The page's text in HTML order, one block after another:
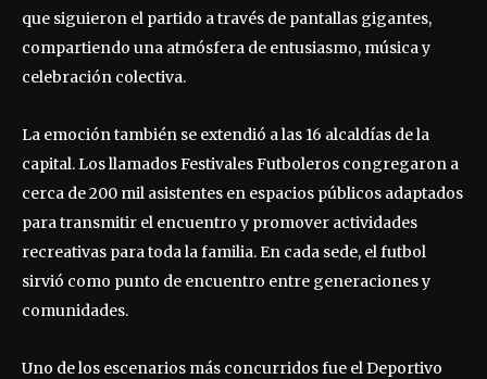
que siguieron el partido a través de pantallas gigantes,
compartiendo una atmósfera de entusiasmo, música y
celebración colectiva.
La emoción también se extendió a las 16 alcaldías de la
capital. Los llamados Festivales Futboleros congregaron a
cerca de 200 mil asistentes en espacios públicos adaptados
para transmitir el encuentro y promover actividades
recreativas para toda la familia. En cada sede, el futbol
sirvió como punto de encuentro entre generaciones y
comunidades.
Uno de los escenarios más concurridos fue el Deportivo